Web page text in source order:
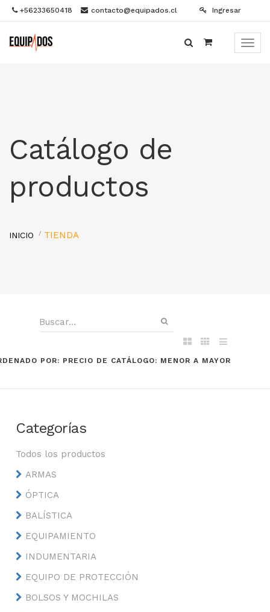
+56233650418 contacto@equipados.cl Ingresar
Menú
Catálogo de
productos
INICIO TIENDA
POR: PRECIO DE CATÁLOGO: MENOR A MAYOR
Categorías
Todos los productos
ARMAS
ÓPTICA
BALÍSTICA
EQUIPAMIENTO
INDUMENTARIA
EQUIPO DE PROTECCIÓN
BOLSOS Y MOCHILAS